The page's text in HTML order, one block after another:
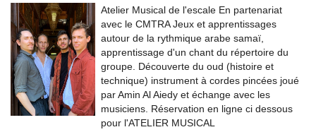
Atelier Musical de l'escale En partenariat
avec le CMTRA Jeux et apprentissages
autour de la rythmique arabe samaï,
apprentissage d'un chant du répertoire du
groupe. Découverte du oud (histoire et
technique) instrument à cordes pincées joué
par Amin Al Aiedy et échange avec les
musiciens. Réservation en ligne ci dessous
pour l'ATELIER MUSICAL